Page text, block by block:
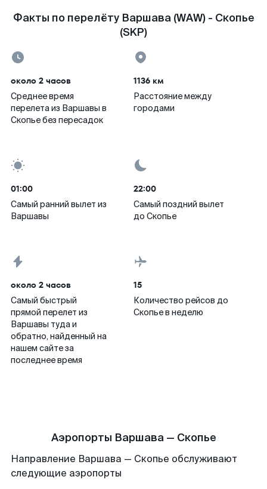
Факты по перелёту Варшава (WAW) - Скопье
(SKP)
около 2 часов
Среднее время
перелета из Варшавы в
Скопье без пересадок
1136 км
Расстояние между
городами
01:00
Самый ранний вылет из
Варшавы
22:00
Самый поздний вылет
до Скопье
около 2 часов
Самый быстрый
прямой перелет из
Варшавы туда и
обратно, найденный на
нашем сайте за
последнее время
15
Количество рейсов до
Скопье в неделю
Аэропорты Варшава — Скопье
Направление Варшава — Скопье обслуживают
следующие аэропорты